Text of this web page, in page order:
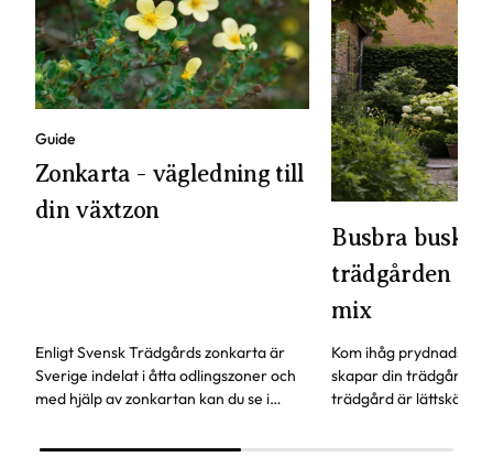
Guide
Zonkarta - vägledning till
din växtzon
Enligt Svensk Trädgårds zonkarta är
Sverige indelat i åtta odlingszoner och
med hjälp av zonkartan kan du se i
Busbra buskar
trädgården -
mix
Kom ihåg
skapar din trädgård.
trädgård är lättskötta,
marktäckare och